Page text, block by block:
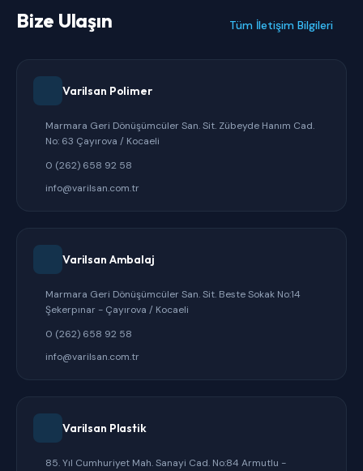
Bize Ulaşın Tüm İletişim Bilgileri
Varilsan Polimer
Marmara Geri Dönüşümcüler San. Sit. Zübeyde Hanım Cad.
No: 63 Çayırova / Kocaeli
0 (262) 658 92 58
info@varilsan.com.tr
Varilsan Ambalaj
Marmara Geri Dönüşümcüler San. Sit. Beste Sokak No:14
Şekerpınar - Çayırova / Kocaeli
0 (262) 658 92 58
info@varilsan.com.tr
Varilsan Plastik
85. Yıl Cumhuriyet Mah. Sanayi Cad. No:84 Armutlu -